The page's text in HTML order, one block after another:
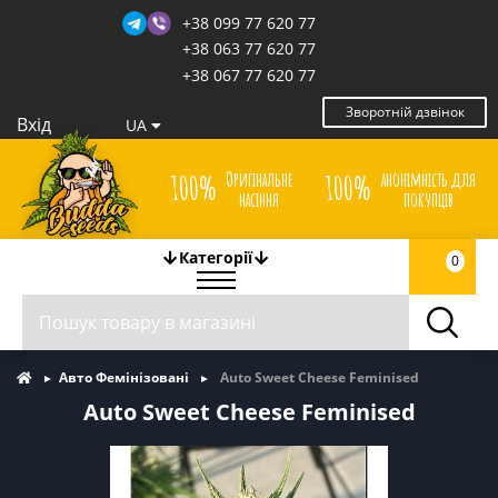
+38 099 77 620 77
+38 063 77 620 77
+38 067 77 620 77
Зворотній дзвінок
Вхід UA
100% Оригінальне
насіння
100% анонімність для
покупців
Категорії 0
Авто Фемінізовані Auto Sweet Cheese Feminised
Auto Sweet Cheese Feminised